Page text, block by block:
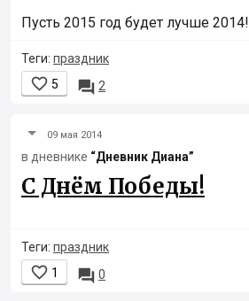
Пусть 2015 год будет лучше 2014!
Теги: праздник
 5  2
09 мая 2014
в дневнике “Дневник Диана”
С Днём Победы!
Теги: праздник
 1  0